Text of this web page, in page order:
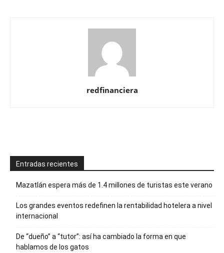
redfinanciera
Entradas recientes
Mazatlán espera más de 1.4 millones de turistas este verano
Los grandes eventos redefinen la rentabilidad hotelera a nivel
internacional
De “dueño” a “tutor”: así ha cambiado la forma en que
hablamos de los gatos